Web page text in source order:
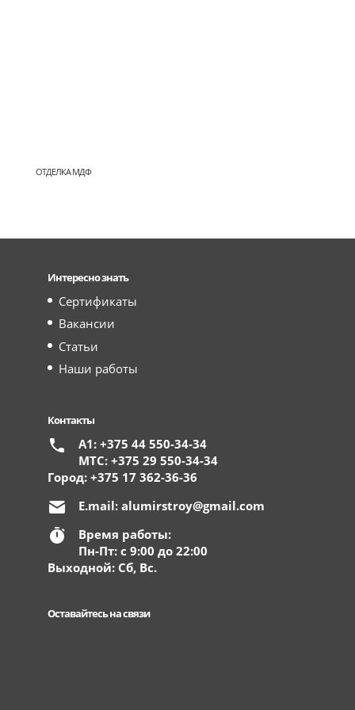
ОТДЕЛКА МДФ
Интересно знать
Сертификаты
Вакансии
Статьи
Наши работы
Контакты
А1: +375 44 550-34-34
МТС: +375 29 550-34-34
Город: +375 17 362-36-36
E.mail: alumirstroy@gmail.com
Время работы:
Пн-Пт: с 9:00 до 22:00
Выходной: Сб, Вс.
Оставайтесь на связи